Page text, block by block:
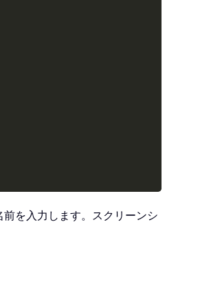
を入力します。スクリーンシ